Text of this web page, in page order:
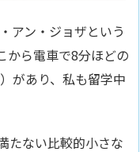
アン・ジョザという
から電車で8分ほどの
があり、私も留学中
たない比較的小さな